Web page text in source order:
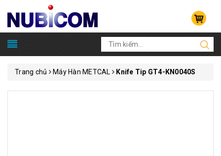
Trang chủ Máy Hàn METCAL Knife Tip GT4-KN0040S